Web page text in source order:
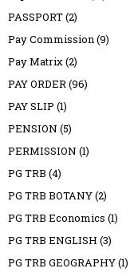
PASSPORT(2)
Pay Commission(9)
Pay Matrix(2)
PAY ORDER(96)
PAY SLIP (1)
PENSION (5)
PERMISSION (1)
PG TRB (4)
PG TRB BOTANY(2)
PG TRB Economics (1)
PG TRB ENGLISH (3)
PG TRB GEOGRAPHY(1)